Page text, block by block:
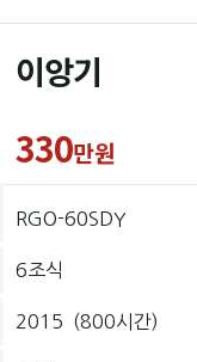
이앙기
330만원
RGO-60SDY
6조식
2015 (800시간)